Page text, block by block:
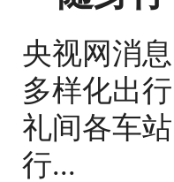
央视网消
多样化出
礼间各车
行...